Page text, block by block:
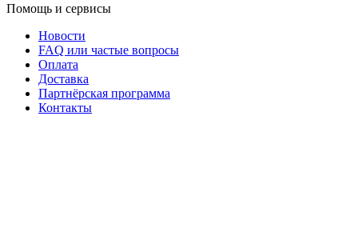
Помощь и сервисы
Новости
FAQ или частые вопросы
Оплата
Доставка
Партнёрская программа
Контакты